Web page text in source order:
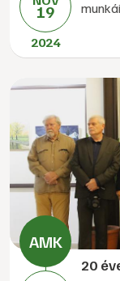
19
2024
20